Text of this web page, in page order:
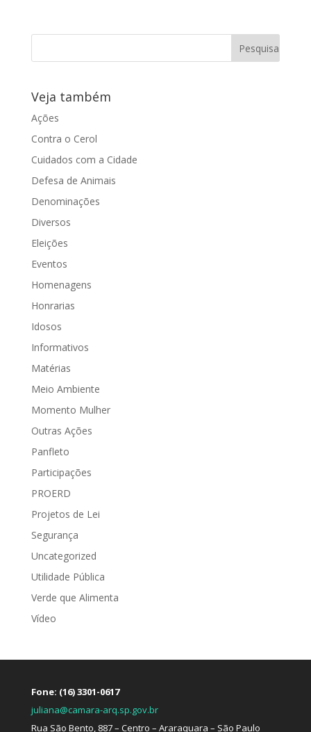
operação
Arena da Fonte, nessa sexta-feira, dia
Veja também
Ações
Contra o Cerol
Cuidados com a Cidade
Defesa de Animais
Denominações
Diversos
Eleições
Eventos
Homenagens
Honrarias
Idosos
Informativos
Matérias
Meio Ambiente
Momento Mulher
Outras Ações
Panfleto
Participações
PROERD
Projetos de Lei
Segurança
Uncategorized
Utilidade Pública
Verde que Alimenta
Vídeo
Fone: (16) 3301-0617
juliana@camara-arq.sp.gov.br
Rua São Bento, 887 – Centro – Araraquara – São Paulo